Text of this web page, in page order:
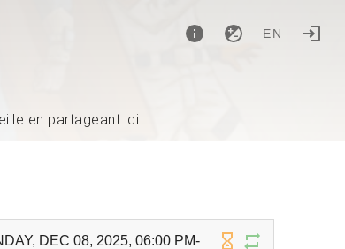
EN
en partageant ici
DEC 08, 2025, 06:00 PM-